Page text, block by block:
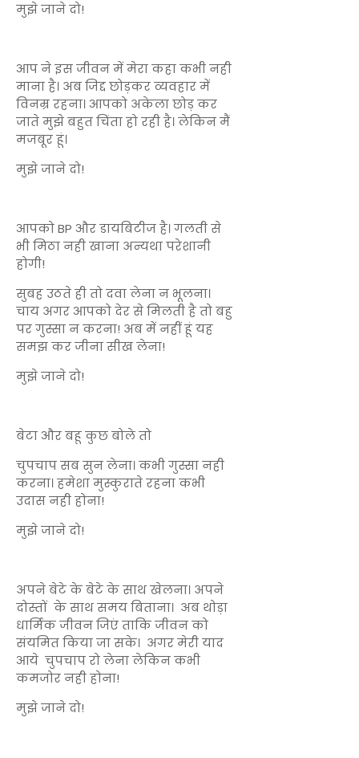
मुझे जाने दो!
आप ने इस जीवन में मेरा कहा कभी नही
माना है। अब जिद्द छोड़कर व्यवहार में
विनम्र रहना। आपको अकेला छोड़ कर
जाते मुझे बहुत चिंता हो रही है। लेकिन मैं
मजबूर हूं।
मुझे जाने दो!
आपको BP और डायबिटीज है। गलती से
भी मिठा नही खाना अन्यथा परेशानी
होगी!
सुबह उठते ही तो दवा लेना न भूलना।
चाय अगर आपको देर से मिलती है तो बहु
पर गुस्सा न करना! अब में नहीं हूं यह
समझ कर जीना सीख लेना!
मुझे जाने दो!
बेटा और बहू कुछ बोले तो
चुपचाप सब सुन लेना। कभी गुस्सा नही
करना। हमेशा मुस्कुराते रहना कभी
उदास नही होना!
मुझे जाने दो!
अपने बेटे के बेटे के साथ खेलना। अपने
दोस्तों के साथ समय बिताना। अब थोड़ा
धार्मिक जीवन जिएं ताकि जीवन को
संयमित किया जा सके। अगर मेरी याद
आये चुपचाप रो लेना लेकिन कभी
कमजोर नही होना!
मुझे जाने दो!